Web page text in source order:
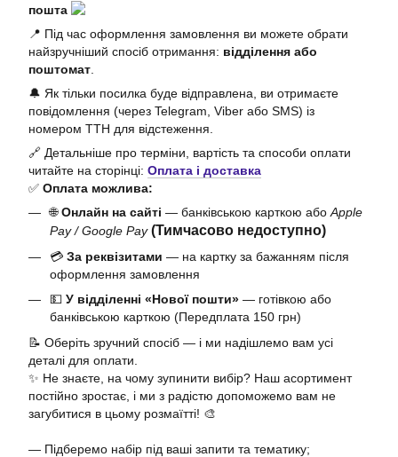
пошта
📍 Під час оформлення замовлення ви можете обрати
найзручніший спосіб отримання: відділення або
поштомат
🔔 Як тільки посилка буде відправлена, ви отримаєте
повідомлення (через Telegram, Viber або SMS) із
номером ТТН для відстеження.
🔗 Детальніше про терміни, вартість та способи оплати
читайте на сторінці: Оплата і доставка
✅ Оплата можлива:
🌐Онлайн на сайті — банківською карткою або Apple
Pay / Google Pay (Тимчасово недоступно)
💳 За реквізитами — на картку за бажанням після
оформлення замовлення
💵 У відділенні «Нової пошти» — готівкою або
банківською карткою (Передплата 150 грн)
📝 Оберіть зручний спосіб — і ми надішлемо вам усі
деталі для оплати.
✨ Не знаєте, на чому зупинити вибір? Наш асортимент
постійно зростає, і ми з радістю допоможемо вам не
загубитися в цьому розмаїтті! 🎨
— Підберемо набір під ваші запити та тематику;